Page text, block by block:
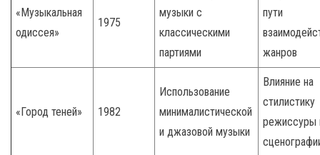
«Музыкальная
одиссея»
1975
музыки с
классическими
партиями
пути
жанров
«Город теней» 1982
Использование
минималистической
и джазовой музыки
Влияние на
стилистику
режиссуры